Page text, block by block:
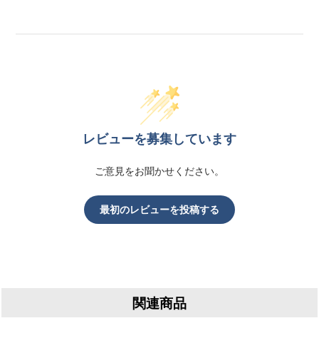
レビューを募集しています
ご意見をお聞かせください。
最初のレビューを投稿する
関連商品